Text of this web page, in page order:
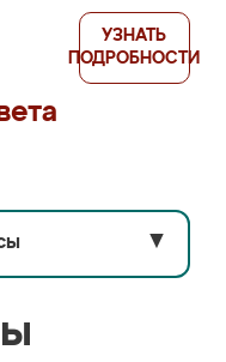
УЗНАТЬ
ПОДРОБНОСТИ
▼